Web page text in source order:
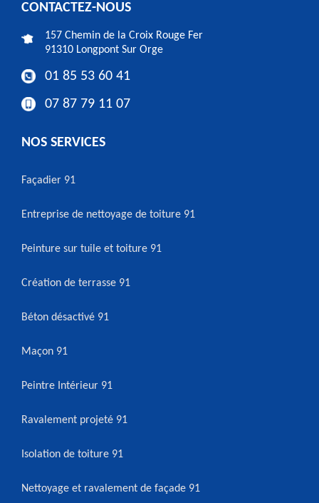
CONTACTEZ-NOUS
157 Chemin de la Croix Rouge Fer
91310 Longpont Sur Orge
01 85 53 60 41
07 87 79 11 07
NOS SERVICES
Façadier 91
Entreprise de nettoyage de toiture 91
Peinture sur tuile et toiture 91
Création de terrasse 91
Béton désactivé 91
Maçon 91
Peintre Intérieur 91
Ravalement projeté 91
Isolation de toiture 91
Nettoyage et ravalement de façade 91